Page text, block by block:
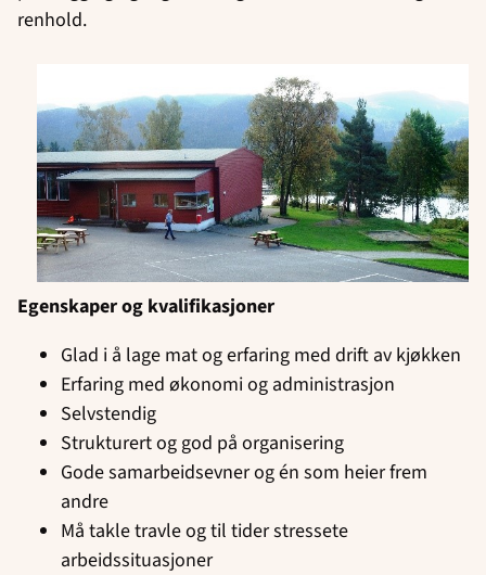
renhold.
Egenskaper og kvalifikasjoner
Glad i å lage mat og erfaring med drift av kjøkken
Erfaring med økonomi og administrasjon
Selvstendig
Strukturert og god på organisering
Gode samarbeidsevner og én som heier frem
andre
Må takle travle og til tider stressete
arbeidssituasjoner